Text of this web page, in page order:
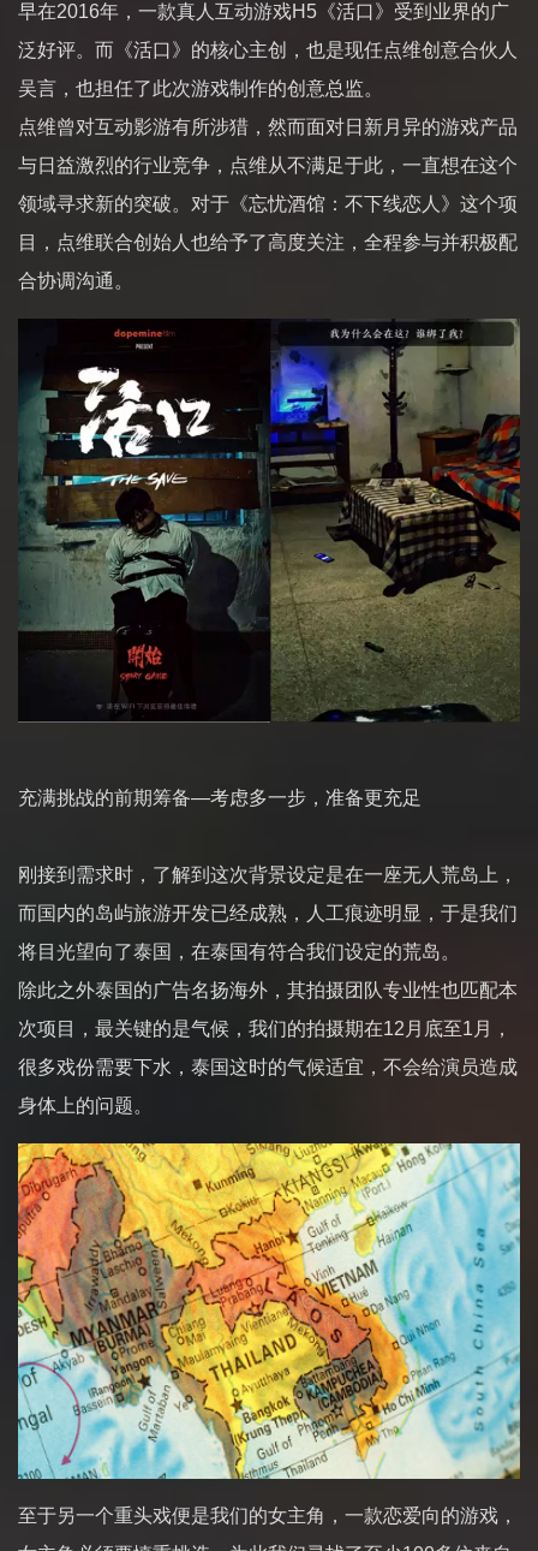
早在2016年，一款真人互动游戏H5《活口》受到业界的广
泛好评。而《活口》的核心主创，也是现任点维创意合伙人
吴言，也担任了此次游戏制作的创意总监。
点维曾对互动影游有所涉猎，然而面对日新月异的游戏产品
与日益激烈的行业竞争，点维从不满足于此，一直想在这个
领域寻求新的突破。对于《忘忧酒馆：不下线恋人》这个项
目，点维联合创始人也给予了高度关注，全程参与并积极配
合协调沟通。
充满挑战的前期筹备—考虑多一步，准备更充足
刚接到需求时，了解到这次背景设定是在一座无人荒岛上，
而国内的岛屿旅游开发已经成熟，人工痕迹明显，于是我们
将目光望向了泰国，在泰国有符合我们设定的荒岛。
除此之外泰国的广告名扬海外，其拍摄团队专业性也匹配本
次项目，最关键的是气候，我们的拍摄期在12月底至1月，
很多戏份需要下水，泰国这时的气候适宜，不会给演员造成
身体上的问题。
至于另一个重头戏便是我们的女主角，一款恋爱向的游戏，